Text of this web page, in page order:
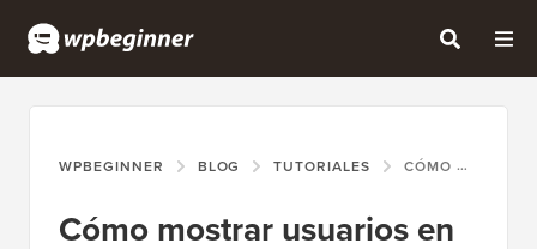
WPBEGINNER BLOG TUTORIALES CÓMO MOSTRAR USUARIOS EN LÍNEA EN TIEMPO REAL EN WORDPRESS (MANERA FÁCIL)
Cómo mostrar usuarios en